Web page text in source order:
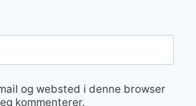
og websted i denne browser
kommenterer.